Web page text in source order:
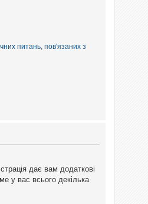
питань, пов'язаних з
дає вам додаткові
у вас всього декілька